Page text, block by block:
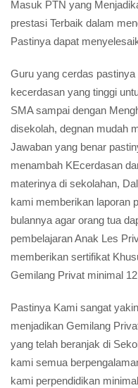
Masuk PTN yang
prestasi Terbaik dalam
Pastinya dapat
Guru yang cerdas
kecerdasan yang tinggi
SMA sampai dengan
disekolah, degnan mudah
Jawaban yang benar
menambah KEcerdasan
materinya di sekolahan,
kami memberikan laporan
bulannya agar orang tua
pembelajaran Anak Les
memberikan sertifikat
Gemilang Privat minimal
Pastinya Kami sangat
menjadikan Gemilang
yang telah beranjak di
kami semua
kami perpendidikan